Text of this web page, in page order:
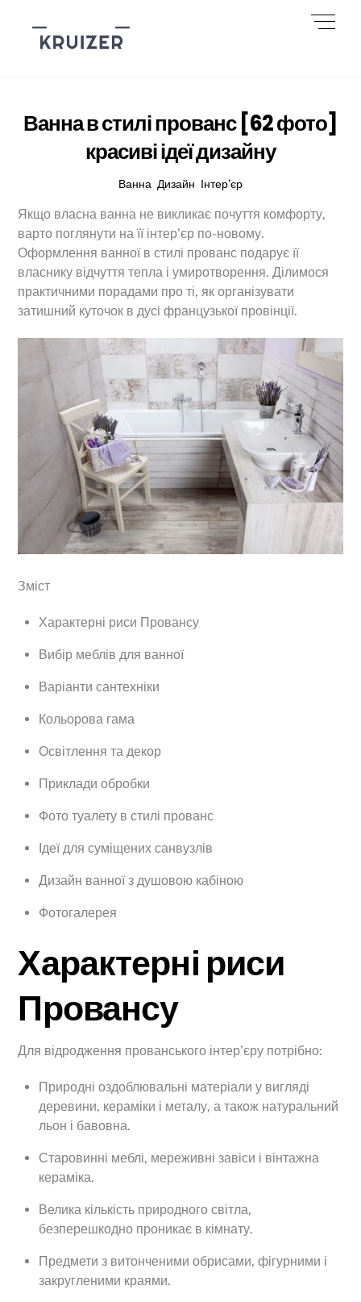
content
Ванна в стилі прованс [62 фото]
красиві ідеї дизайну
Ванна Дизайн Інтер’єр
Якщо власна ванна не викликає почуття комфорту,
варто поглянути на її інтер’єр по-новому.
Оформлення ванної в стилі прованс подарує її
власнику відчуття тепла і умиротворення. Ділимося
практичними порадами про ті, як організувати
затишний куточок в дусі французької провінції.
Зміст
Характерні риси Провансу
Вибір меблів для ванної
Варіанти сантехніки
Кольорова гама
Освітлення та декор
Приклади обробки
Фото туалету в стилі прованс
Ідеї для суміщених санвузлів
Дизайн ванної з душовою кабіною
Фотогалерея
Характерні риси
Провансу
Для відродження прованського інтер’єру потрібно:
Природні оздоблювальні матеріали у вигляді
деревини, кераміки і металу, а також натуральний
льон і бавовна.
Старовинні меблі, мереживні завіси і вінтажна
кераміка.
Велика кількість природного світла,
безперешкодно проникає в кімнату.
Предмети з витонченими обрисами, фігурними і
закругленими краями.